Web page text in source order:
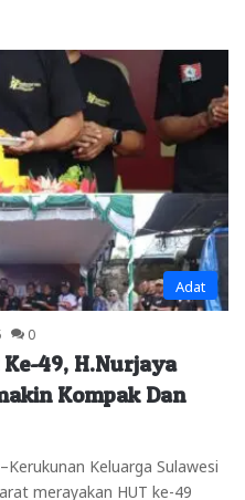
Adat
0
Ke-49, H.Nurjaya
Kompak Dan
Keluarga Sulawesi
merayakan HUT ke-49